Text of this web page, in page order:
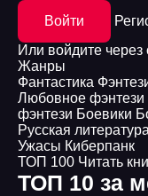
Войти
Или войдите через
Жанры
Фантастика
Любовное фэнтези
фэнтези Боевики
Русская литература
Ужасы Киберпанк
ТОП 100 Читать
ТОП 10 за